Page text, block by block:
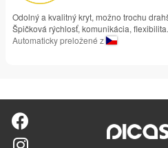
Odolný a kvalitný kryt, možno trochu
Špičková rýchlosť, komunikácia,
Automaticky preložené z